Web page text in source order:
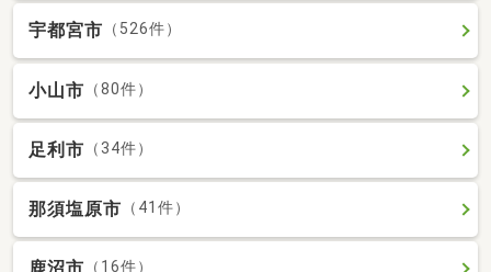
宇都宮市 （526件）
小山市 （80件）
足利市 （34件）
那須塩原市 （41件）
（16件）